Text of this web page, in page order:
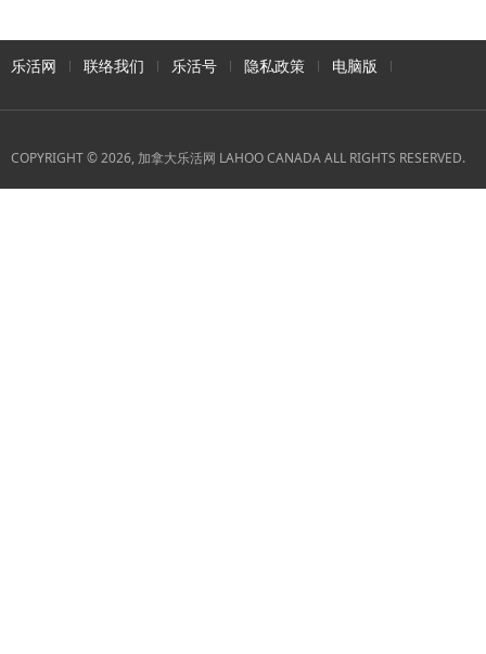
乐活网 联络我们 乐活号 隐私政策 电脑版
COPYRIGHT © 2026, 加拿大乐活网 LAHOO CANADA ALL RIGHTS RESERVED.